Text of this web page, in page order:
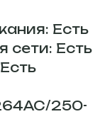
Есть
сети: Есть
250-